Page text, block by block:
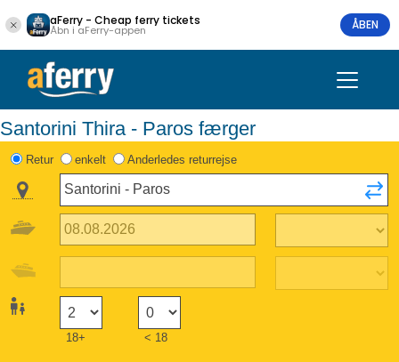
aFerry - Cheap ferry tickets
Åbn i aFerry-appen ÅBEN
Santorini Thira - Paros færger
Retur enkelt Anderledes returrejse
18+ < 18